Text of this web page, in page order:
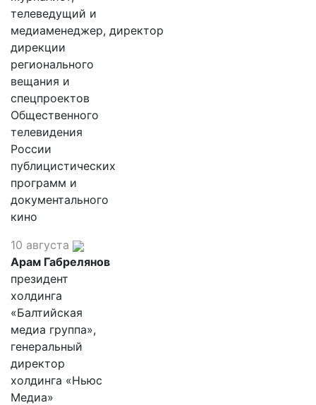
телеведущий и
медиаменеджер, директор
дирекции
регионального
вещания и
спецпроектов
Общественного
телевидения
России
публицистических
программ и
документального
кино
10 августа
Арам Габрелянов
президент
холдинга
«Балтийская
медиа группа»,
генеральный
директор
холдинга «Ньюс
Медиа»